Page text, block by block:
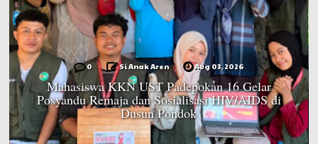
0 Si Anak Aren Aug 03, 2026
Mahasiswa KKN UST Padepokan 16 Gelar
Posyandu Remaja dan Sosialisasi HIV/AIDS di
Dusun Pondok